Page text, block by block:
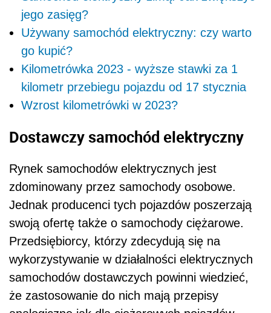
jego zasięg?
Używany samochód elektryczny: czy warto
go kupić?
Kilometrówka 2023 - wyższe stawki za 1
kilometr przebiegu pojazdu od 17 stycznia
Wzrost kilometrówki w 2023?
Dostawczy samochód elektryczny
Rynek samochodów elektrycznych jest
zdominowany przez samochody osobowe.
Jednak producenci tych pojazdów poszerzają
swoją ofertę także o samochody ciężarowe.
Przedsiębiorcy, którzy zdecydują się na
wykorzystywanie w działalności elektrycznych
samochodów dostawczych powinni wiedzieć,
że zastosowanie do nich mają przepisy